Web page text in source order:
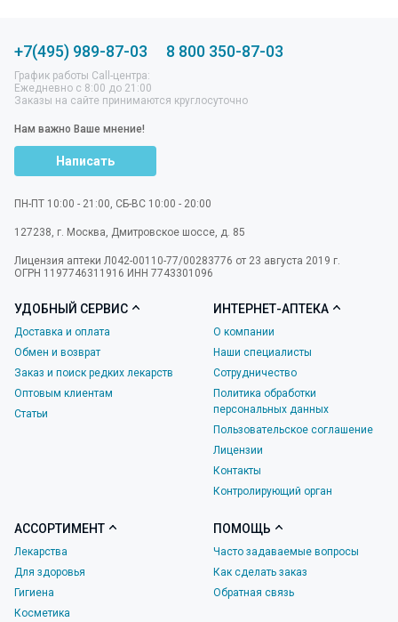
+7(495) 989-87-03 8 800 350-87-03
График работы Call-центра:
Ежедневно с 8:00 до 21:00
Заказы на сайте принимаются круглосуточно
Нам важно Ваше мнение!
Написать
ПН-ПТ 10:00 - 21:00, СБ-ВС 10:00 - 20:00
127238 г. Москва Дмитровское шоссе, д. 85
Лицензия аптеки Л042-00110-77/00283776 от 23 августа 2019 г.
ОГРН 1197746311916 ИНН 7743301096
УДОБНЫЙ СЕРВИС
Доставка и оплата
Обмен и возврат
Заказ и поиск редких лекарств
Оптовым клиентам
Статьи
ИНТЕРНЕТ-АПТЕКА
О компании
Наши специалисты
Сотрудничество
Политика обработки
персональных данных
Пользовательское соглашение
Лицензии
Контакты
Контролирующий орган
АССОРТИМЕНТ
Лекарства
Для здоровья
Гигиена
Косметика
ПОМОЩЬ
Часто задаваемые вопросы
Как сделать заказ
Обратная связь